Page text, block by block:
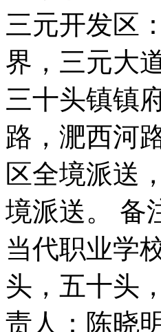
三元开发区
界，三元大
三十头镇镇
路，淝西河
区全境派送
境派送。 备
当代职业学
头，五十头
责人：陈晓